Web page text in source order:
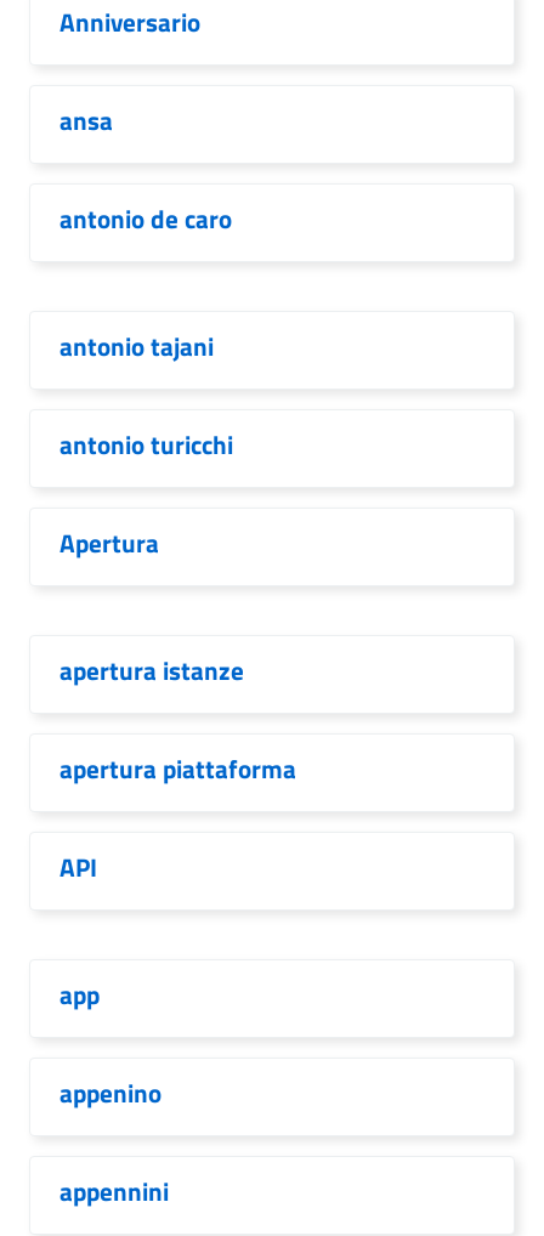
Anniversario
ansa
antonio de caro
antonio tajani
antonio turicchi
Apertura
apertura istanze
apertura piattaforma
API
app
appenino
appennini